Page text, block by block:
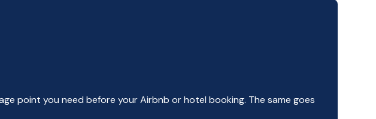
point you need before your Airbnb or hotel booking. The same goes